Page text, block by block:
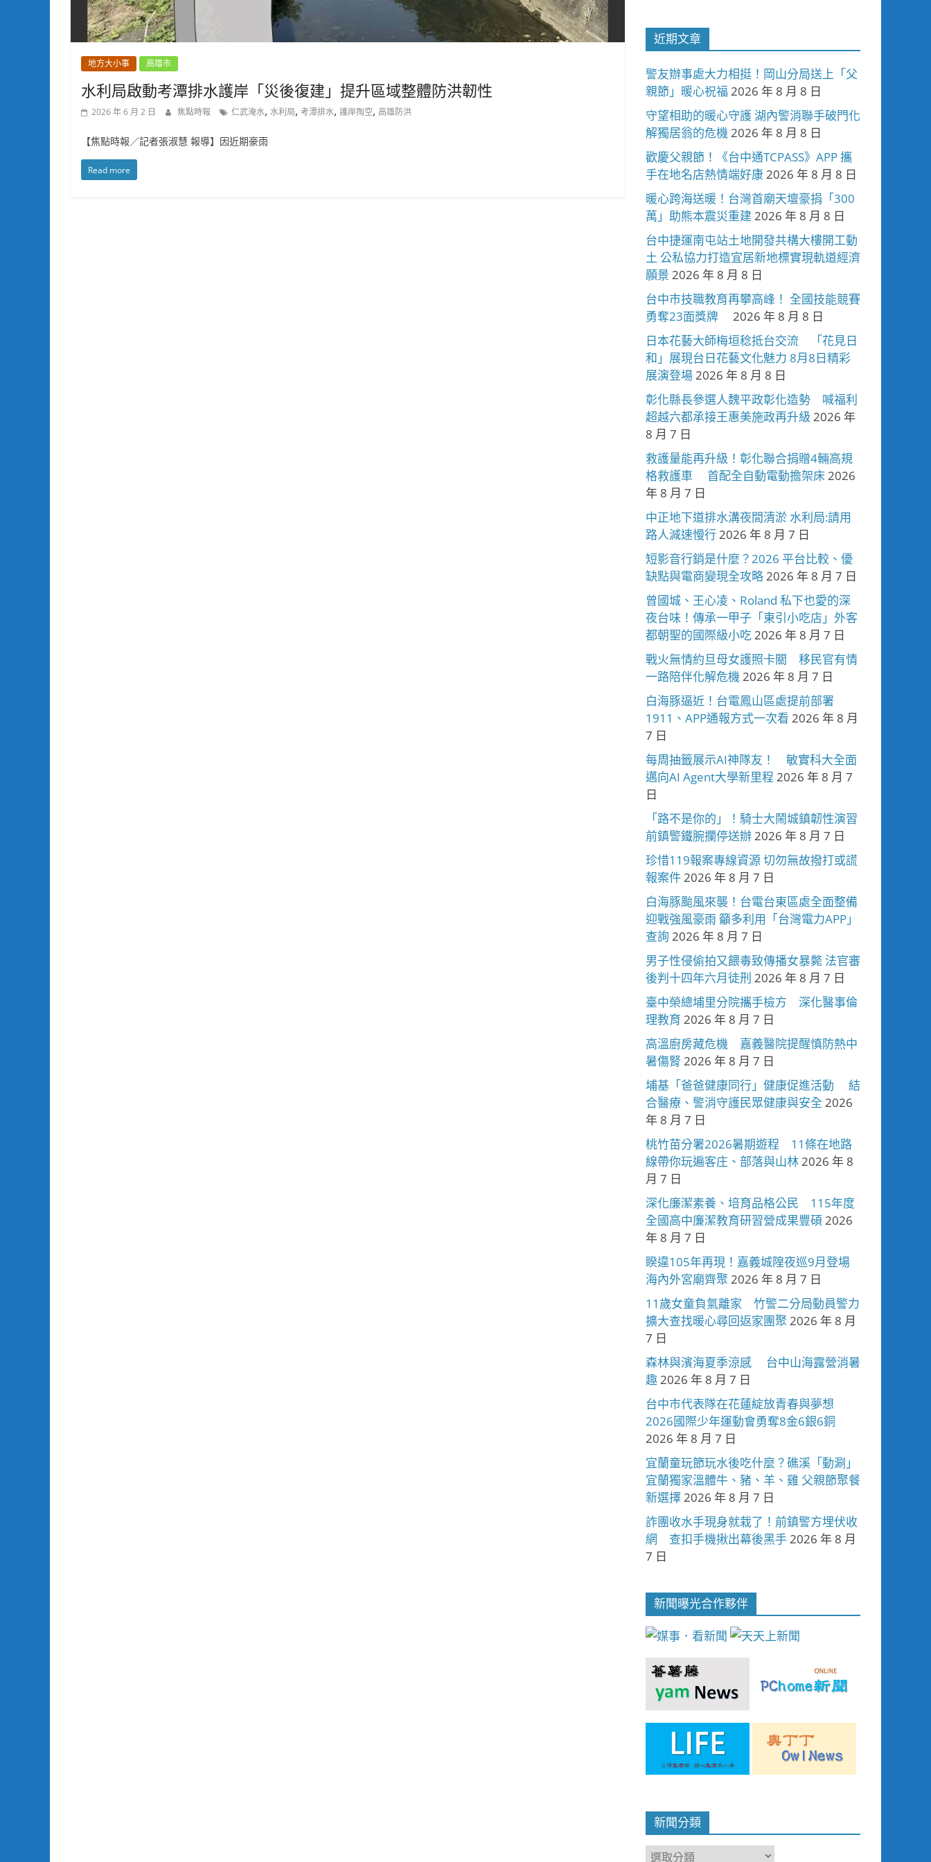
地方大小事 高雄市
水利局啟動考潭排水護岸「災後復建」提升區域整體防洪韌性
2026 年 6 月 2 日 焦點時報 仁武淹水, 水利局, 考潭排水, 護岸掏空, 高雄防洪
【焦點時報／記者張淑慧 報導】因近期豪雨
Read more
近期文章
警友辦事處大力相挺！岡山分局送上「父
親節」暖心祝福 2026 年 8 月 8 日
守望相助的暖心守護 湖內警消聯手破門化
解獨居翁的危機2026 年 8 月 8 日
歡慶父親節！《台中通TCPASS》APP 攜
手在地名店熱情端好康2026 年 8 月 8 日
暖心跨海送暖！台灣首廟天壇豪捐「300
萬」助熊本震災重建 2026 年 8 月 8 日
台中捷運南屯站土地開發共構大樓開工動
土 公私協力打造宜居新地標實現軌道經濟
願景 2026 年 8 月 8 日
台中市技職教育再攀高峰！ 全國技能競賽
勇奪23面獎牌
2026 年 8 月 8 日
日本花藝大師梅垣稔抵台交流 「花見日
和」展現台日花藝文化魅力 8月8日精彩
展演登場2026 年 8 月 8 日
彰化縣長參選人魏平政彰化造勢 喊福利
超越六都承接王惠美施政再升級 2026 年
8 月 7 日
救護量能再升級！彰化聯合捐贈4輛高規
格救護車 首配全自動電動擔架床2026
年 8 月 7 日
中正地下道排水溝夜間清淤 水利局:請用
路人減速慢行2026 年 8 月 7 日
短影音行銷是什麼？2026 平台比較、優
缺點與電商變現全攻略2026 年 8 月 7 日
曾國城、王心凌、Roland 私下也愛的深
夜台味！傳承一甲子「東引小吃店」外客
都朝聖的國際級小吃2026 年 8 月 7 日
戰火無情約旦母女護照卡關 移民官有情
一路陪伴化解危機2026 年 8 月 7 日
白海豚逼近！台電鳳山區處提前部署
1911、APP通報方式一次看 2026 年 8 月
7 日
每周抽籤展示AI神隊友！ 敏實科大全面
邁向AI Agent大學新里程 2026 年 8 月 7
日
「路不是你的」！騎士大鬧城鎮韌性演習
前鎮警鐵腕攔停送辦2026 年 8 月 7 日
珍惜119報案專線資源 切勿無故撥打或謊
報案件2026 年 8 月 7 日
白海豚颱風來襲！台電台東區處全面整備
迎戰強風豪雨 籲多利用「台灣電力APP」
查詢 2026 年 8 月 7 日
男子性侵偷拍又餵毒致傳播女暴斃 法官審
後判十四年六月徒刑 2026 年 8 月 7 日
臺中榮總埔里分院攜手檢方 深化醫事倫
理教育 2026 年 8 月 7 日
高溫廚房藏危機 嘉義醫院提醒慎防熱中
暑傷腎 2026 年 8 月 7 日
埔基「爸爸健康同行」健康促進活動 結
合醫療、警消守護民眾健康與安全 2026
年 8 月 7 日
桃竹苗分署2026暑期遊程 11條在地路
線帶你玩遍客庄、部落與山林2026 年 8
月 7 日
深化廉潔素養、培育品格公民 115年度
全國高中廉潔教育研習營成果豐碩 2026
年 8 月 7 日
睽違105年再現！嘉義城隍夜巡9月登場
海內外宮廟齊聚 2026 年 8 月 7 日
11歲女童負氣離家 竹警二分局動員警力
擴大查找暖心尋回返家團聚 2026 年 8 月
7 日
森林與濱海夏季涼感 台中山海露營消暑
趣2026 年 8 月 7 日
台中市代表隊在花蓮綻放青春與夢想
2026國際少年運動會勇奪8金6銀6銅
2026 年 8 月 7 日
宜蘭童玩節玩水後吃什麼？礁溪「動涮」
宜蘭獨家溫體牛、豬、羊、雞 父親節聚餐
新選擇2026 年 8 月 7 日
詐團收水手現身就栽了！前鎮警方埋伏收
網 查扣手機揪出幕後黑手2026 年 8 月
7 日
新聞曝光合作夥伴
新聞分類
新